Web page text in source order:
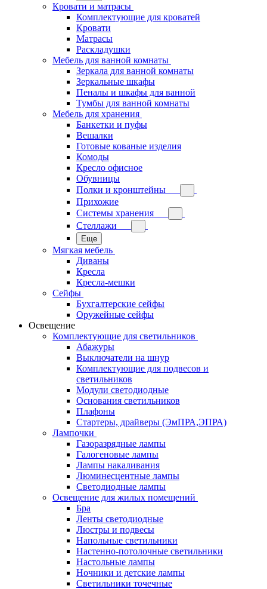
Кровати и матрасы
Комплектующие для кроватей
Кровати
Матрасы
Раскладушки
Мебель для ванной комнаты
Зеркала для ванной комнаты
Зеркальные шкафы
Пеналы и шкафы для ванной
Тумбы для ванной комнаты
Мебель для хранения
Банкетки и пуфы
Вешалки
Готовые кованые изделия
Комоды
Кресло офисное
Обувницы
Полки и кронштейны
Прихожие
Системы хранения
Стеллажи
Еще
Мягкая мебель
Диваны
Кресла
Кресла-мешки
Сейфы
Бухгалтерские сейфы
Оружейные сейфы
Освещение
Комплектующие для светильников
Абажуры
Выключатели на шнур
Комплектующие для подвесов и
светильников
Модули светодиодные
Основания светильников
Плафоны
Стартеры, драйверы (ЭмПРА,ЭПРА)
Лампочки
Газоразрядные лампы
Галогеновые лампы
Лампы накаливания
Люминесцентные лампы
Светодиодные лампы
Освещение для жилых помещений
Бра
Ленты светодиодные
Люстры и подвесы
Напольные светильники
Настенно-потолочные светильники
Настольные лампы
Ночники и детские лампы
Светильники точечные